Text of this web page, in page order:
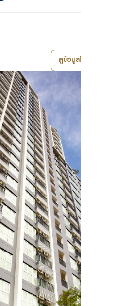
ดูข้อมูลโครงการ